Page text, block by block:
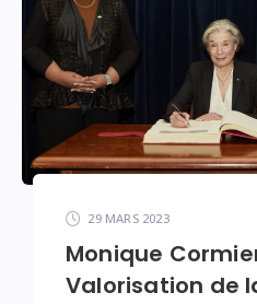
29 MARS 2023
Monique
Valorisation de